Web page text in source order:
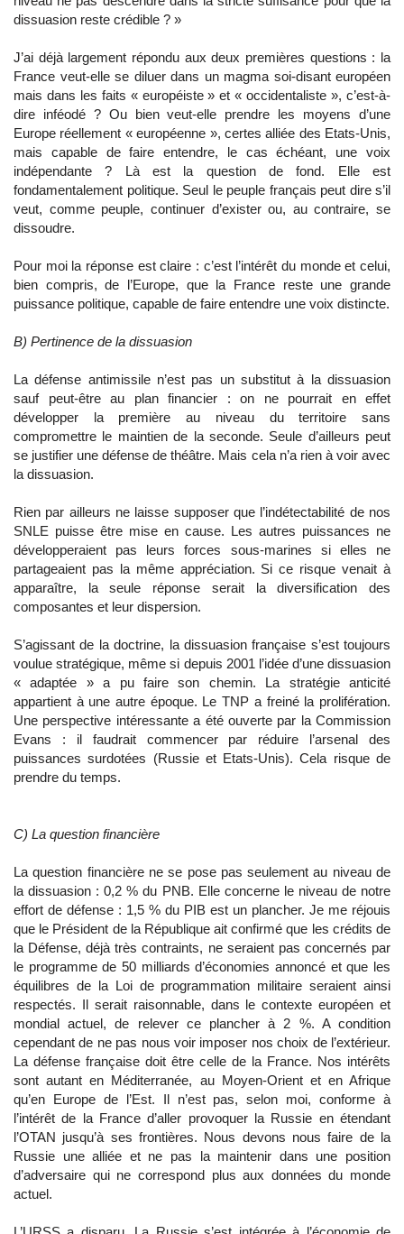
dissuasion reste crédible ? »
J’ai déjà largement répondu aux deux premières questions : la
France veut-elle se diluer dans un magma soi-disant européen
mais dans les faits « européiste » et « occidentaliste », c’est-à-
dire inféodé ? Ou bien veut-elle prendre les moyens d’une
Europe réellement « européenne », certes alliée des Etats-Unis,
mais capable de faire entendre, le cas échéant, une voix
indépendante ? Là est la question de fond. Elle est
fondamentalement politique. Seul le peuple français peut dire s’il
veut, comme peuple, continuer d’exister ou, au contraire, se
dissoudre.
Pour moi la réponse est claire : c’est l’intérêt du monde et celui,
bien compris, de l’Europe, que la France reste une grande
puissance politique, capable de faire entendre une voix distincte.
B) Pertinence de la dissuasion
La défense antimissile n’est pas un substitut à la dissuasion
sauf peut-être au plan financier : on ne pourrait en effet
développer la première au niveau du territoire sans
compromettre le maintien de la seconde. Seule d’ailleurs peut
se justifier une défense de théâtre. Mais cela n’a rien à voir avec
la dissuasion.
Rien par ailleurs ne laisse supposer que l’indétectabilité de nos
SNLE puisse être mise en cause. Les autres puissances ne
développeraient pas leurs forces sous-marines si elles ne
partageaient pas la même appréciation. Si ce risque venait à
apparaître, la seule réponse serait la diversification des
composantes et leur dispersion.
S’agissant de la doctrine, la dissuasion française s’est toujours
voulue stratégique, même si depuis 2001 l’idée d’une dissuasion
« adaptée » a pu faire son chemin. La stratégie anticité
appartient à une autre époque. Le TNP a freiné la prolifération.
Une perspective intéressante a été ouverte par la Commission
Evans : il faudrait commencer par réduire l’arsenal des
puissances surdotées (Russie et Etats-Unis). Cela risque de
prendre du temps.
C) La question financière
La question financière ne se pose pas seulement au niveau de
la dissuasion : 0,2 % du PNB. Elle concerne le niveau de notre
effort de défense : 1,5 % du PIB est un plancher. Je me réjouis
que le Président de la République ait confirmé que les crédits de
la Défense, déjà très contraints, ne seraient pas concernés par
le programme de 50 milliards d’économies annoncé et que les
équilibres de la Loi de programmation militaire seraient ainsi
respectés. Il serait raisonnable, dans le contexte européen et
mondial actuel, de relever ce plancher à 2 %. A condition
cependant de ne pas nous voir imposer nos choix de l’extérieur.
La défense française doit être celle de la France. Nos intérêts
sont autant en Méditerranée, au Moyen-Orient et en Afrique
qu’en Europe de l’Est. Il n’est pas, selon moi, conforme à
l’intérêt de la France d’aller provoquer la Russie en étendant
l’OTAN jusqu’à ses frontières. Nous devons nous faire de la
Russie une alliée et ne pas la maintenir dans une position
d’adversaire qui ne correspond plus aux données du monde
actuel.